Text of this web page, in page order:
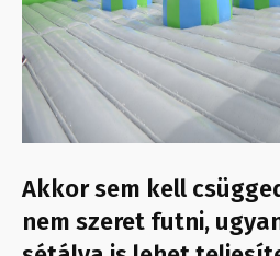
Akkor sem kell
nem szeret futni,